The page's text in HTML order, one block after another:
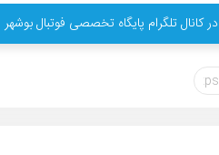
کانال تلگرام پایگاه تخصصی فوتبال بوشهر